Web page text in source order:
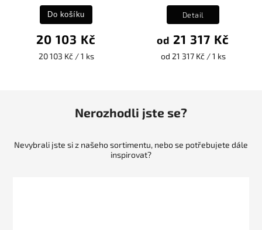
20 103 Kč
20 103 Kč / 1 ks
Do košíku
od 21 317 Kč
od 21 317 Kč / 1 ks
Detail
Nerozhodli jste se?
Nevybrali jste si z našeho sortimentu, nebo se potřebujete dále
inspirovat?